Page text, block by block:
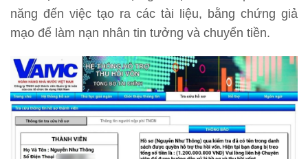
năng đến việc tạo ra các tài liệu, bằng chứng giả
mạo để làm nạn nhân tin tưởng và chuyển tiền.